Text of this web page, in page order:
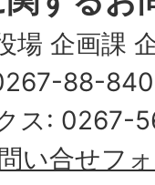
場 企画課
88-
ス: 0267-
い合せフ